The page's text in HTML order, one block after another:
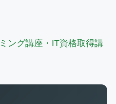
ング講座・IT資格取得講